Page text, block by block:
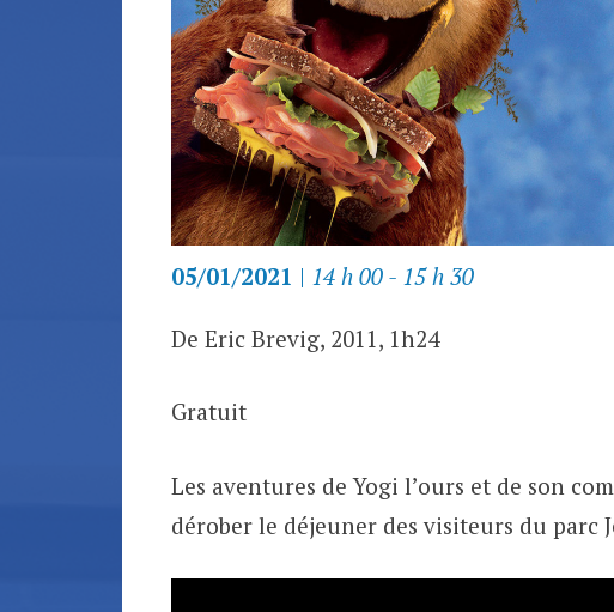
05/01/2021 | 14 h 00 - 15 h 30
De Eric Brevig, 2011, 1h24
Gratuit
Les aventures de Yogi l’ours et de son
dérober le déjeuner des visiteurs du parc